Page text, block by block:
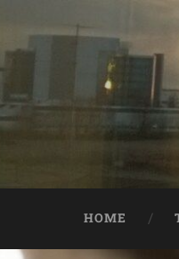
HOME